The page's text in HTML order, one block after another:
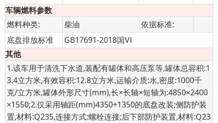
车辆燃料参数
燃料种类:
柴油
依据标准:
底盘排放标准
GB17691-2018国Ⅵ
其他
1.该车用于清洗下水道,装配有罐体和高压泵等,罐体总容积:1
3.4立方米,有效容积:12.8立方米,运输介质:水,密度:1000千
克/立方米,罐体外形尺寸(mm),长×长轴×短轴为:4850×2400
×1550;2.仅采用轴距(mm)4350+1350的底盘改装;侧防护装
置,材料:Q235,连接方式:螺栓连接;后下部防护装置,材料:Q23